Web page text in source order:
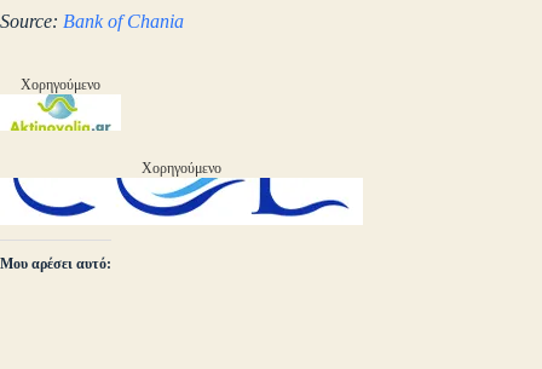
Source: Bank of Chania
Χορηγούμενο
Χορηγούμενο
Μου αρέσει αυτό: